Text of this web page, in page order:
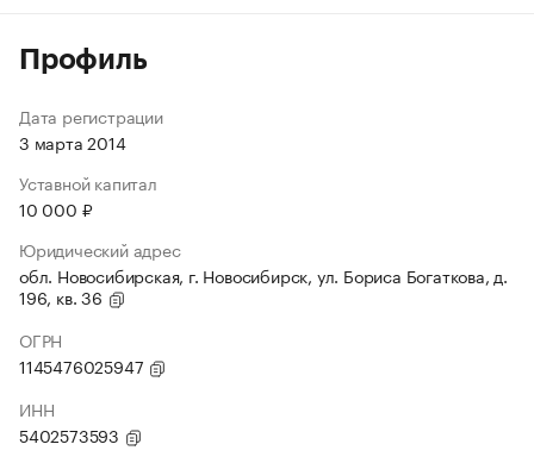
Профиль
Дата регистрации
3 марта 2014
Уставной капитал
10 000 ₽
Юридический адрес
обл. Новосибирская, г. Новосибирск, ул. Бориса Богаткова, д.
196, кв. 36
ОГРН
1145476025947
ИНН
5402573593